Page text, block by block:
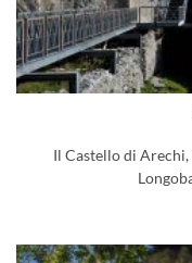
Il Castello di